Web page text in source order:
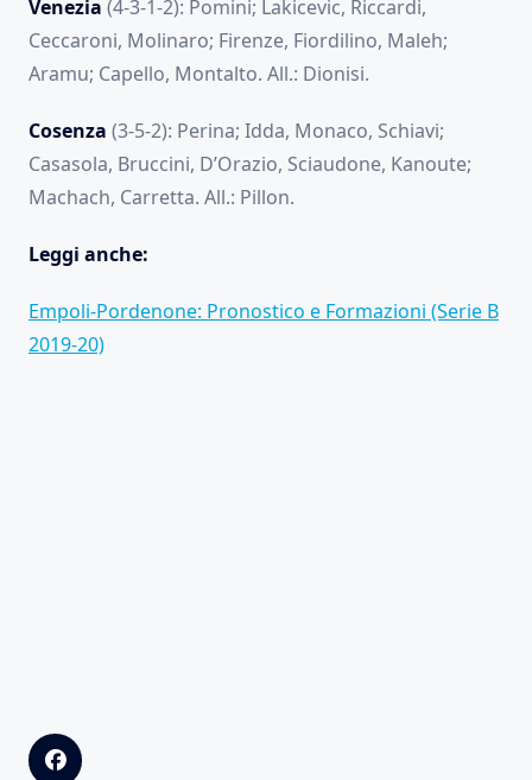
Venezia (4-3-1-2): Pomini; Lakicevic, Riccardi,
Ceccaroni, Molinaro; Firenze, Fiordilino, Maleh;
Aramu; Capello, Montalto. All.: Dionisi.
Cosenza (3-5-2): Perina; Idda, Monaco, Schiavi;
Casasola, Bruccini, D’Orazio, Sciaudone, Kanoute;
Machach, Carretta. All.: Pillon.
Leggi anche:
Empoli-Pordenone: Pronostico e Formazioni (Serie B
2019-20)